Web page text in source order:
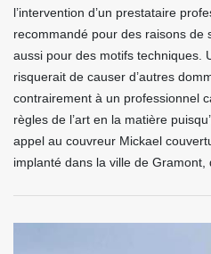
l’intervention d’un prestataire
recommandé pour des raisons de
aussi pour des motifs techniques.
risquerait de causer d’autres
contrairement à un professionnel
règles de l’art en la matière
appel au couvreur Mickael
implanté dans la ville de Gramont,